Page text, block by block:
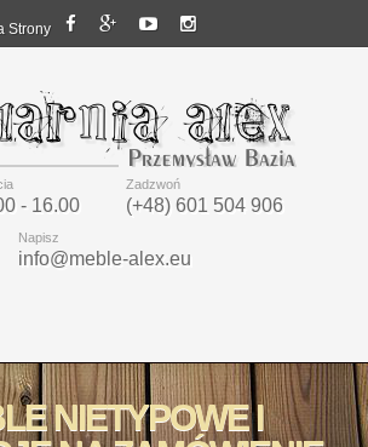
Strony
- 16.00
Zadzwoń
(+48) 601 504 906
Napisz
info@meble-alex.eu
NIETYPOWE I